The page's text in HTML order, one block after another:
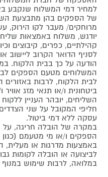
למחיר דמי המשלוח שנקבע
של הספקים בהן מתבצעת
מרוחקים/ מעבר לקו הירוק,
יודגש, משלוח באמצאות
קהילתיים, כפרים, קיבוצים
לסניף הדואר הקרוב ליישוב
הודעה על כך בבית הלקוח.
המשלוחים מטעם הספקים
לבית הלקוח, לרבות באזורים
ביטחונית ו/או תנאי מזג
השליחים, יובהר העניין
חליפי המקובל על שני
עסקה ללא דמי ביטול.
במקרה של הובלה חריגה, על
הספקים ו/או מי מטעמם
באמצעות מדרגות או מעלית,
לביצועה או הובלה לקומות
במלואה, לרבות שימוש במנוף